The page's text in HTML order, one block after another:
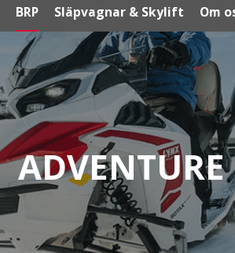
BRP Släpvagnar & Skylift Om
ADVENTURE